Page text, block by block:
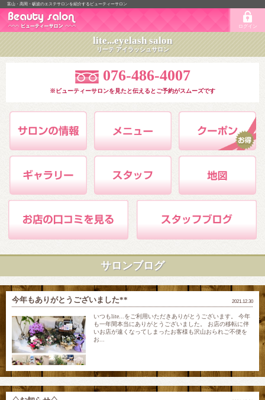
富山・高岡・砺波のエステサロンを紹介するビューティーサロン
ログイン
lite...eyelash salon
リーテ アイラッシュサロン
076-486-4007
※ビューティーサロンを見たと伝えるとご予約がスムーズです
サロンブログ
2021.12.30
今年もありがとうございました**
いつもlite...をご利用いただきありがとうございます。 今年
も一年間本当にありがとうございました。 お店の移転に伴
いお店が遠くなってしまったお客様も沢山おられご不便を
お...